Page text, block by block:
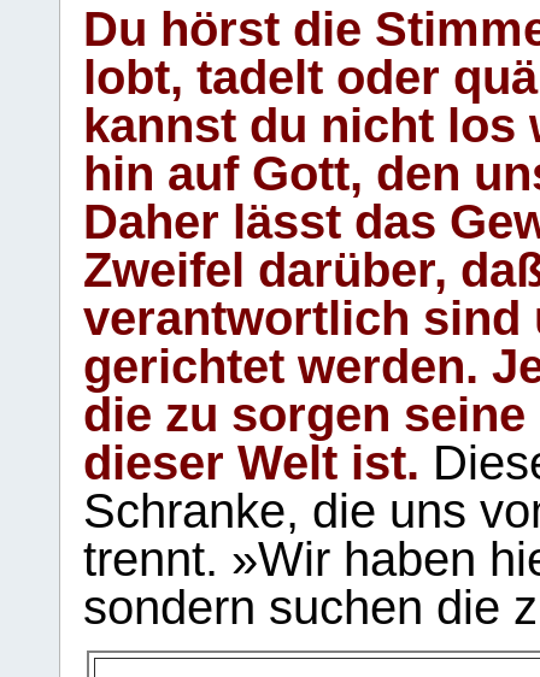
Du hörst die
lobt, tadelt oder
kannst du nicht los
hin auf Gott, den
Daher lässt das
Zweifel darüber,
verantwortlich sind
gerichtet werden.
die zu sorgen
dieser Welt ist.
Schranke, die uns
trennt. »Wir haben
sondern suchen die